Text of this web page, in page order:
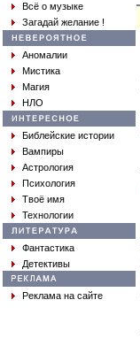
Всё о музыке
Загадай желание !
Аномалии
Мистика
Магия
НЛО
Библейские истории
Вампиры
Астрология
Психология
Твоё имя
Технологии
Фантастика
Детективы
Реклама на сайте